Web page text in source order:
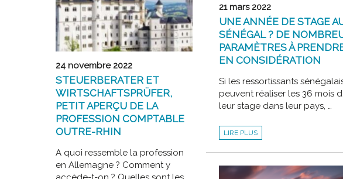
2024
24 novembre 2022
STEUERBERATER ET
WIRTSCHAFTSPRÜFER,
PETIT APERÇU DE LA
PROFESSION COMPTABLE
OUTRE-RHIN
A quoi ressemble la profession
en Allemagne ? Comment y
21 mars 2022
UNE ANNÉE DE STAGE
SÉNÉGAL ? DE
PARAMÈTRES À
EN CONSIDÉRATION
Si les ressortissants
peuvent réaliser les 36 mois
leur stage dans leur pays, …
UNE
ANNÉE
STAGE
SÉNÉGAL
LIRE PLUS